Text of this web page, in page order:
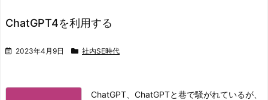
ChatGPT4を利用する
2023年4月9日 社内SE時代
ChatGPT、ChatGPTと巷で騒がれているが、